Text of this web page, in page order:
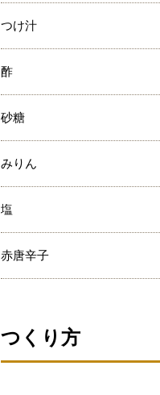
つけ汁
酢
砂糖
みりん
塩
赤唐辛子
つくり方